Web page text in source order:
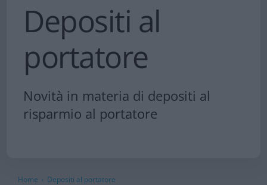
Depositi al
portatore
Novità in materia di depositi al
risparmio al portatore
Home › Depositi al portatore